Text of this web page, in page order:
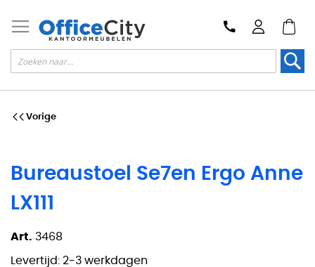
Bureaustoel Se7en Ergo Anne
LX111
Art. 3468
Levertijd: 2-3 werkdagen
Vorige